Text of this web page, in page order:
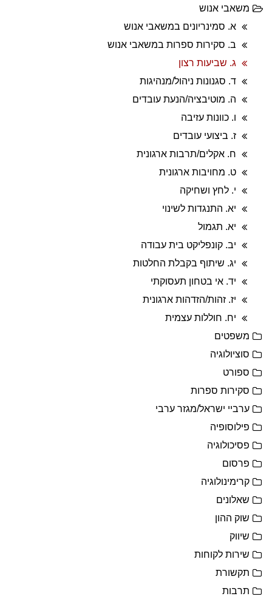
משאבי אנוש
א. סמינריונים במשאבי אנוש
ב. סקירות ספרות במשאבי אנוש
ג. שביעות רצון
ד. סגנונות ניהול/מנהיגות
ה. מוטיבציה/הנעת עובדים
ו. כוונות עזיבה
ז. ביצועי עובדים
ח. אקלים/תרבות ארגונית
ט. מחויבות ארגונית
י. לחץ ושחיקה
יא. התנגדות לשינוי
יא. תגמול
יב. קונפליקט בית עבודה
יג. שיתוף בקבלת החלטות
יד. אי בטחון תעסוקתי
יז. זהות/הזדהות ארגונית
יח. חוללות עצמית
משפטים
סוציולוגיה
ספורט
סקירות ספרות
ערביי ישראל/מגזר ערבי
פילוסופיה
פסיכולוגיה
פרסום
קרימינולוגיה
שאלונים
שוק ההון
שיווק
שירות לקוחות
תקשורת
תרבות